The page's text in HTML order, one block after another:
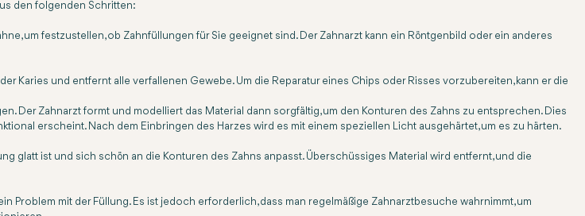
den folgenden Schritten:
um festzustellen, ob Zahnfüllungen für Sie geeignet sind. Der Zahnarzt kann ein Röntgenbild oder ein anderes
Karies und entfernt alle verfallenen Gewebe. Um die Reparatur eines Chips oder Risses vorzubereiten, kann er die
Der Zahnarzt formt und modelliert das Material dann sorgfältig, um den Konturen des Zahns zu entsprechen. Dies
erscheint. Nach dem Einbringen des Harzes wird es mit einem speziellen Licht ausgehärtet, um es zu härten.
glatt ist und sich schön an die Konturen des Zahns anpasst. Überschüssiges Material wird entfernt, und die
mit der Füllung. Es ist jedoch erforderlich, dass man regelmäßige Zahnarztbesuche wahrnimmt, um